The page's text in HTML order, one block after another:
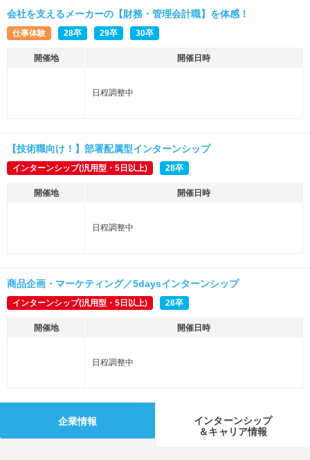
会社を支えるメーカーの【財務・管理会計職】を体感！
仕事体験 28卒 29卒 30卒
開催地 開催日時
日程調整中
【技術職向け！】部署配属型インターンシップ
インターンシップ(汎用型・5日以上) 28卒
開催地 開催日時
日程調整中
商品企画・マーケティング／5daysインターンシップ
インターンシップ(汎用型・5日以上) 28卒
開催地 開催日時
日程調整中
企業情報
インターンシップ
＆キャリア情報